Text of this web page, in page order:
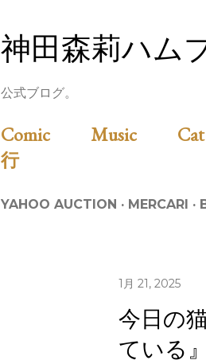
神田森莉ハム
公式ブログ。
Comic Music
行
YAHOO AUCTION MERCARI
1月 21, 2025
今日の
ている